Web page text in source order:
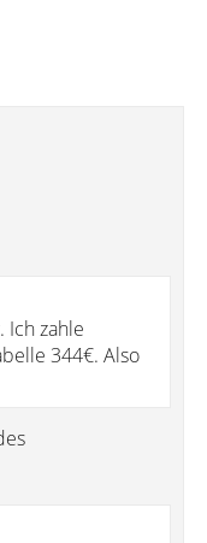
Ich zahle
344€. Also